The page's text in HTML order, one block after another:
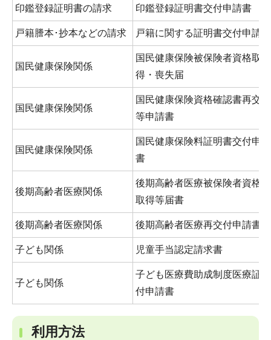
印鑑登録証明書の請求 印鑑登録証明書交付申請書
戸籍謄本･抄本などの請求 戸籍に関する証明書交付申請書
国民健康保険関係
国民健康保険被保険者資格取
得・喪失届
国民健康保険関係
国民健康保険資格確認書再交付
等申請書
国民健康保険関係
国民健康保険料証明書交付申請
書
後期高齢者医療関係
後期高齢者医療被保険者資格の
取得等届書
後期高齢者医療関係 後期高齢者医療再交付申請書
子ども関係 児童手当認定請求書
子ども関係
子ども医療費助成制度医療証交
付申請書
利用方法